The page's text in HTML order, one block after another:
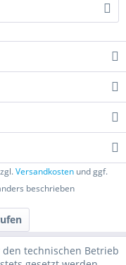
Versandkosten und ggf.
beschrieben
technischen Betrieb